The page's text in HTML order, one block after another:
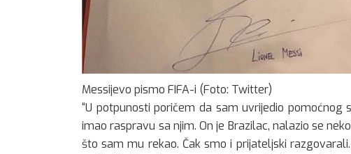
Messijevo pismo FIFA-i (Foto: Twitter)
“U potpunosti poričem da sam uvrijedio pomoćnog
imao raspravu sa njim. On je Brazilac, nalazio se
što sam mu rekao. Čak smo i prijateljski